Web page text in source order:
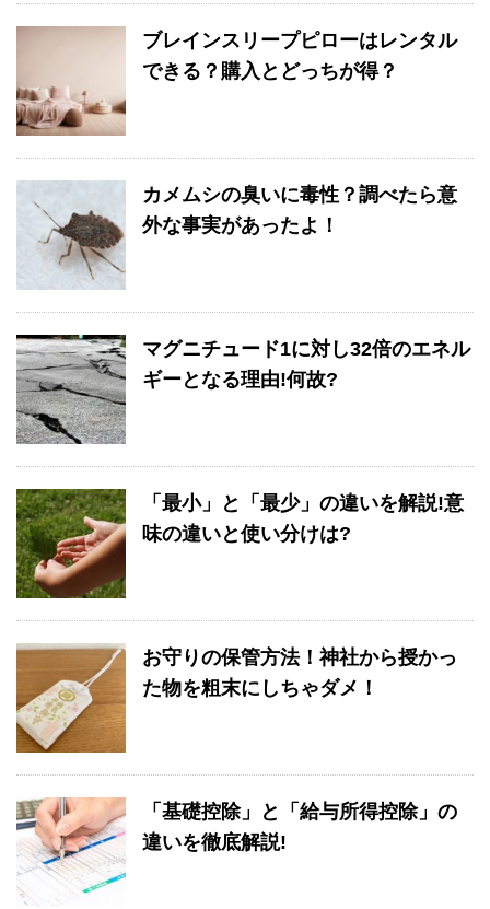
ブレインスリープピローはレンタル
できる？購入とどっちが得？
カメムシの臭いに毒性？調べたら意
外な事実があったよ！
マグニチュード1に対し32倍のエネル
ギーとなる理由!何故?
「最小」と「最少」の違いを解説!意
味の違いと使い分けは?
お守りの保管方法！神社から授かっ
た物を粗末にしちゃダメ！
「基礎控除」と「給与所得控除」の
違いを徹底解説!